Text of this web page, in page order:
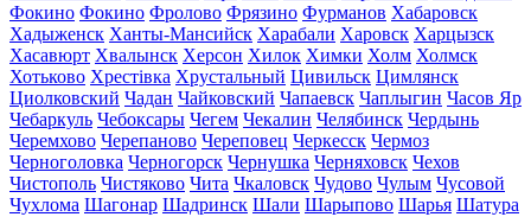
Фокино Фокино Фролово Фрязино Фурманов Хабаровск
Хадыженск Ханты-Мансийск Харабали Харовск Харцызск
Хасавюрт Хвалынск Херсон Хилок Химки Холм Холмск
Хотьково Хрестівка Хрустальный Цивильск Цимлянск
Циолковский Чадан Чайковский Чапаевск Чаплыгин Часов Яр
Чебаркуль Чебоксары Чегем Чекалин Челябинск Чердынь
Черемхово Черепаново Череповец Черкесск Чермоз
Черноголовка Черногорск Чернушка Черняховск Чехов
Чистополь Чистяково Чита Чкаловск Чудово Чулым Чусовой
Чухлома Шагонар Шадринск Шали Шарыпово Шарья Шатура